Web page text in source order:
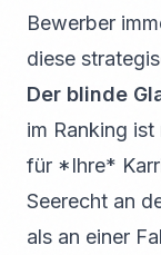
Bewerber
diese
Der blinde
im Ranking
für *Ihre*
Seerecht an
als an einer